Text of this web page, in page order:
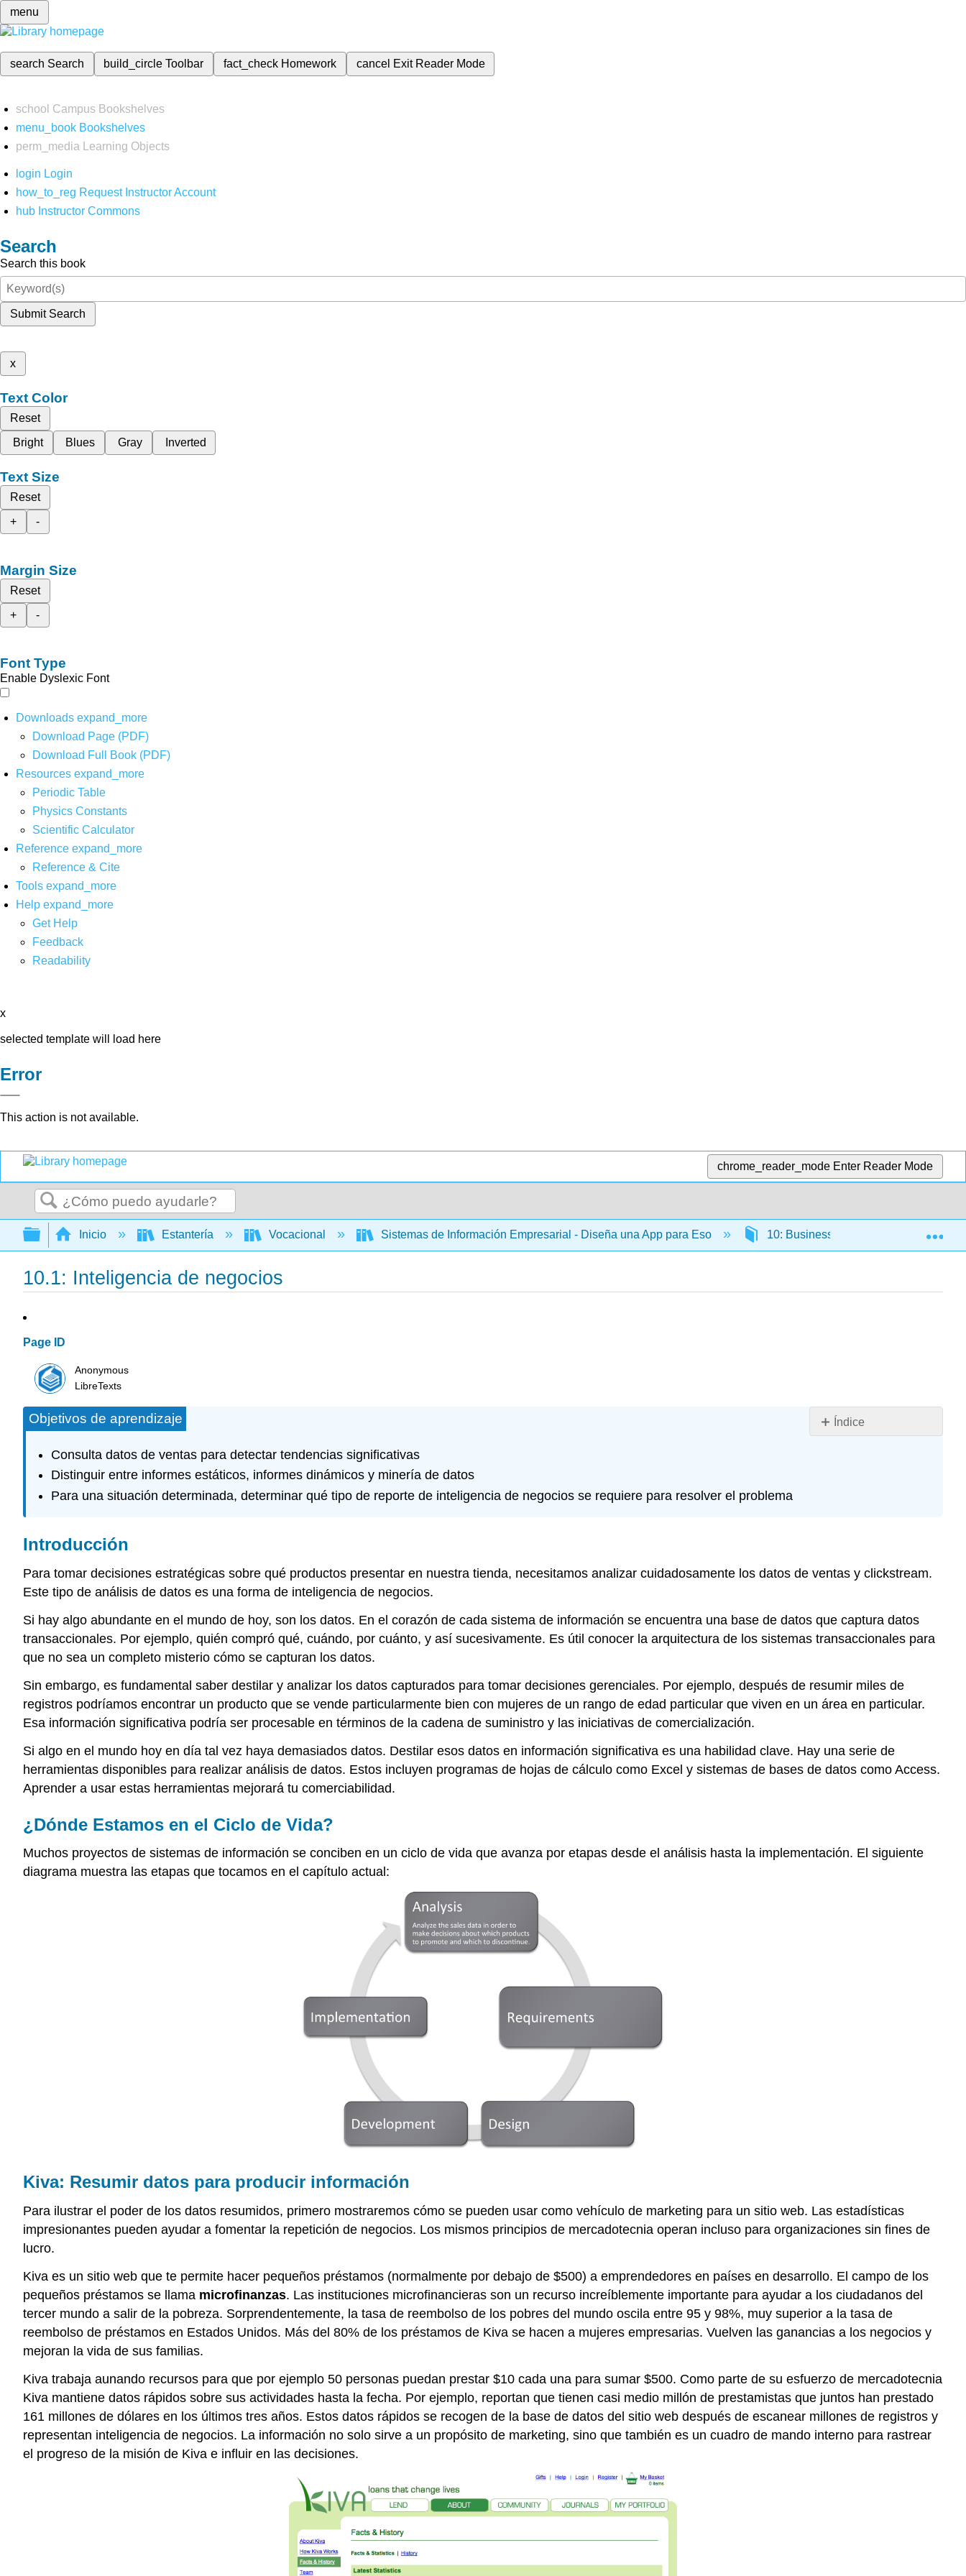
menu
search Search build_circleToolbar fact_check Homework cancel Exit Reader Mode
school Campus Bookshelves
menu_book Bookshelves
perm_media
Learning Objects
login Login
how_to_reg Request Instructor Account
hub Instructor Commons
Search
Search this book
Submit Search
x
Text Color
Reset
Bright
Blues Gray Inverted
Text Size
Reset
+
-
Margin Size
Reset
+
-
Font Type
Enable Dyslexic Font
Downloads expand_more
Download Page (PDF)
Download Full Book (PDF)
Resources expand_more
Periodic Table
Physics Constants
Scientific Calculator
Reference expand_more
Reference & Cite
Tools expand_more
Help expand_more
Get Help
Feedback
Readability
x
selected template will load here
Error
This action is not available.
chrome_reader_mode Enter Reader Mode
Buscar
Expandir/contraer jerarquía global
Inicio Estantería Vocacional Sistemas de Información Empresarial - Diseña una App para Eso 10: Business Intelligence- Análisis de
10.1: Inteligencia de negocios
Page ID
Anonymous
LibreTexts
Índice
Kiva:
para
producir
es
Business
de
Inteligencia
Objetivos de aprendizaje
Consulta datos de ventas para detectar tendencias significativas
Distinguir entre informes estáticos, informes dinámicos y minería de datos
Para una situación determinada, determinar qué tipo de reporte de inteligencia de negocios se requiere para resolver el problema
Introducción
Para tomar decisiones estratégicas sobre qué productos presentar en nuestra tienda, necesitamos analizar cuidadosamente los datos de ventas y clickstream.
Este tipo de análisis de datos es una forma de inteligencia de negocios.
Si hay algo abundante en el mundo de hoy, son los datos. En el corazón de cada sistema de información se encuentra una base de datos que captura datos
transaccionales. Por ejemplo, quién compró qué, cuándo, por cuánto, y así sucesivamente. Es útil conocer la arquitectura de los sistemas transaccionales para
que no sea un completo misterio cómo se capturan los datos.
Sin embargo, es fundamental saber destilar y analizar los datos capturados para tomar decisiones gerenciales. Por ejemplo, después de resumir miles de
registros podríamos encontrar un producto que se vende particularmente bien con mujeres de un rango de edad particular que viven en un área en particular.
Esa información significativa podría ser procesable en términos de la cadena de suministro y las iniciativas de comercialización.
Si algo en el mundo hoy en día tal vez haya demasiados datos. Destilar esos datos en información significativa es una habilidad clave. Hay una serie de
herramientas disponibles para realizar análisis de datos. Estos incluyen programas de hojas de cálculo como Excel y sistemas de bases de datos como Access.
Aprender a usar estas herramientas mejorará tu comerciabilidad.
¿Dónde Estamos en el Ciclo de Vida?
Muchos proyectos de sistemas de información se conciben en un ciclo de vida que avanza por etapas desde el análisis hasta la implementación. El siguiente
diagrama muestra las etapas que tocamos en el capítulo actual:
Kiva: Resumir datos para producir información
Para ilustrar el poder de los datos resumidos, primero mostraremos cómo se pueden usar como vehículo de marketing para un sitio web. Las estadísticas
impresionantes pueden ayudar a fomentar la repetición de negocios. Los mismos principios de mercadotecnia operan incluso para organizaciones sin fines de
lucro.
Kiva es un sitio web que te permite hacer pequeños préstamos (normalmente por debajo de $500) a emprendedores en países en desarrollo. El campo de los
pequeños préstamos se llama microfinanzas. Las instituciones microfinancieras son un recurso increíblemente importante para ayudar a los ciudadanos del
tercer mundo a salir de la pobreza. Sorprendentemente, la tasa de reembolso de los pobres del mundo oscila entre 95 y 98%, muy superior a la tasa de
reembolso de préstamos en Estados Unidos. Más del 80% de los préstamos de Kiva se hacen a mujeres empresarias. Vuelven las ganancias a los negocios y
mejoran la vida de sus familias.
Kiva trabaja aunando recursos para que por ejemplo 50 personas puedan prestar $10 cada una para sumar $500. Como parte de su esfuerzo de mercadotecnia
Kiva mantiene datos rápidos sobre sus actividades hasta la fecha. Por ejemplo, reportan que tienen casi medio millón de prestamistas que juntos han prestado
161 millones de dólares en los últimos tres años. Estos datos rápidos se recogen de la base de datos del sitio web después de escanear millones de registros y
representan inteligencia de negocios. La información no solo sirve a un propósito de marketing, sino que también es un cuadro de mando interno para rastrear
el progreso de la misión de Kiva e influir en las decisiones.